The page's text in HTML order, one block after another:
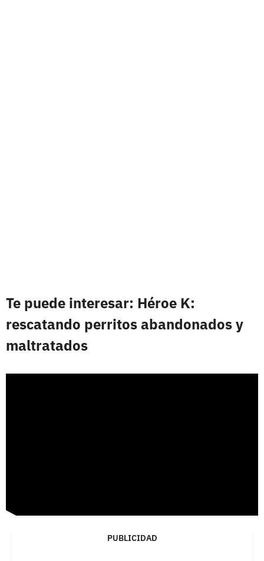
Te puede interesar: Héroe K:
rescatando perritos abandonados y
maltratados
PUBLICIDAD